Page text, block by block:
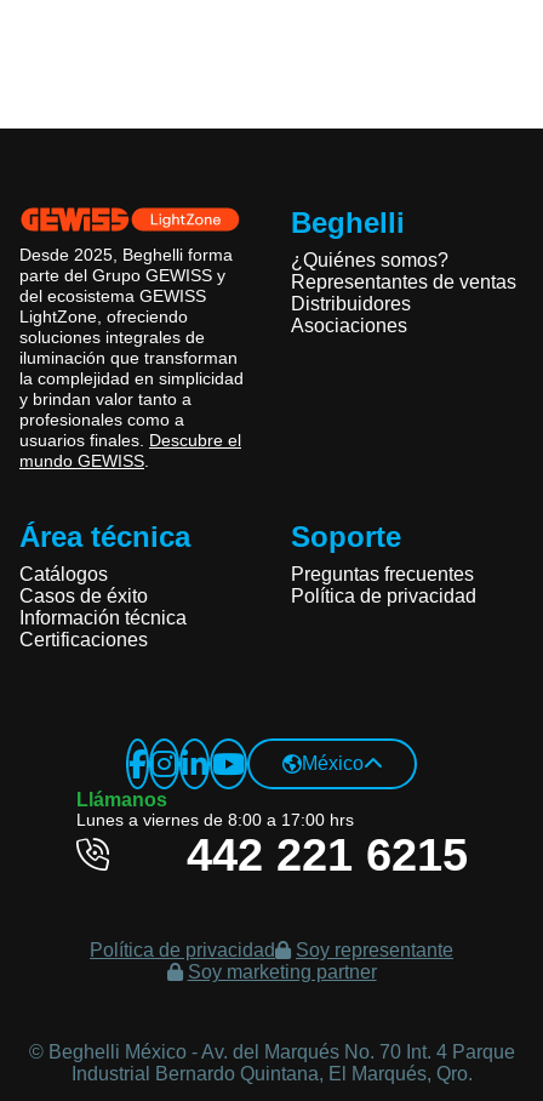
Desde 2025, Beghelli forma
parte del Grupo GEWISS y
del ecosistema GEWISS
LightZone, ofreciendo
soluciones integrales de
iluminación que transforman
la complejidad en simplicidad
y brindan valor tanto a
profesionales como a
usuarios finales. Descubre el
mundo GEWISS
Beghelli
¿Quiénes somos?
Representantes de ventas
Distribuidores
Asociaciones
Área técnica
Catálogos
Casos de éxito
Información técnica
Certificaciones
Soporte
Preguntas frecuentes
Política de privacidad
MéxicoGlobal Website
Italiano
English
English
Germany
Llámanos
Lunes a viernes de 8:00 a 17:00 hrs
442 221 6215
Política de privacidad
Soy representante
Soy marketing partner
© Beghelli México - Av. del Marqués No. 70 Int. 4 Parque
Industrial Bernardo Quintana, El Marqués, Qro.